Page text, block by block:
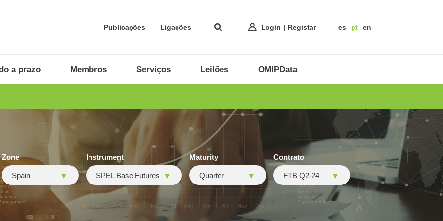
Publicações Ligações Login Registar es pt en
a prazo Membros Serviços Leilões OMIPData
Zone
Spain
Instrument
SPEL Base Futures
Maturity
Quarter
Contrato
FTB Q2-24